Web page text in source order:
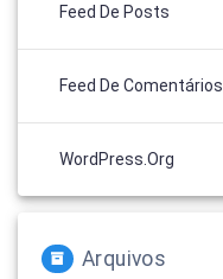
Feed De Posts
Feed De Comentários
WordPress.org
Arquivos